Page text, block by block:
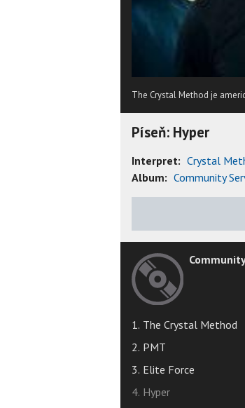
The Crystal Method je
Píseň: Hyper
Interpret: Crystal
Album: Community
1. The Crystal Method
2. PMT
3. Elite Force
4. Hyper